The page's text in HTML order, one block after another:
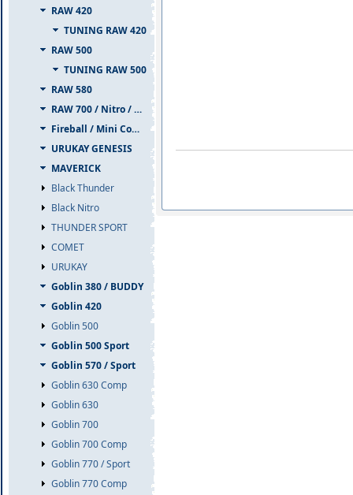
RAW 420
TUNING RAW 420
RAW 500
TUNING RAW 500
RAW 580
RAW 700 / Nitro / PIUMA
Fireball / Mini Comet
URUKAY GENESIS
MAVERICK
Black Thunder
Black Nitro
THUNDER SPORT
COMET
URUKAY
Goblin 380 / BUDDY
Goblin 420
Goblin 500
Goblin 500 Sport
Goblin 570 / Sport
Goblin 630 Comp
Goblin 630
Goblin 700
Goblin 700 Comp
Goblin 770 / Sport
Goblin 770 Comp